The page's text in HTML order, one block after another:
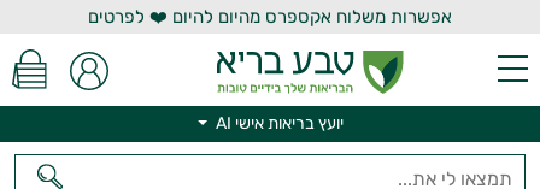
אפשרות משלוח אקספרס מהיום להיום ❤️ לפרטים
יועץ בריאות אישי AI